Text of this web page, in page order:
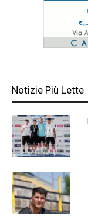
Notizie Più Lette